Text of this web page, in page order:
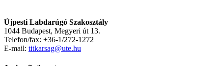
Újpesti Labdarúgó Szakosztály
1044 Budapest, Megyeri út 13.
Telefon/fax: +36-1/272-1272
E-mail: titkarsag@ute.hu